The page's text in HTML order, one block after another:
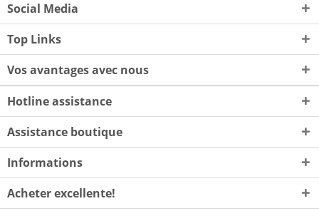
Social Media
Top Links
Vos avantages avec nous
Hotline assistance
Assistance boutique
Informations
Acheter excellente!